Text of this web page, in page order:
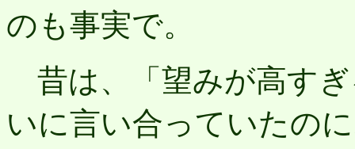
のも事実で。
昔は、「望みが高す
いに言い合っていたの